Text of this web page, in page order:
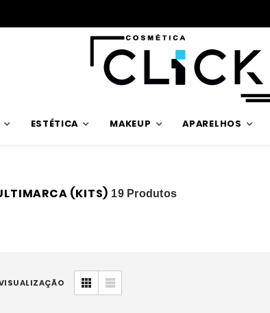
ESTÉTICA MAKEUP APARELHOS
(KITS) 19 Produtos